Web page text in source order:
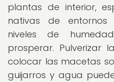
plantas de interior,
nativas de entornos
niveles de
prosperar. Pulverizar
colocar las macetas
guijarros y agua